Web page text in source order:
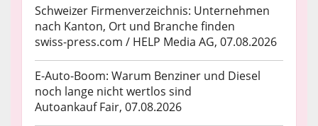
Schweizer Firmenverzeichnis: Unternehmen
nach Kanton, Ort und Branche finden
swiss-press.com / HELP Media AG, 07.08.2026
E-Auto-Boom: Warum Benziner und Diesel
noch lange nicht wertlos sind
Autoankauf Fair, 07.08.2026